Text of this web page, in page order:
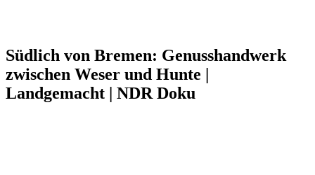
Südlich von Bremen: Genusshandwerk
zwischen Weser und Hunte |
Landgemacht | NDR Doku